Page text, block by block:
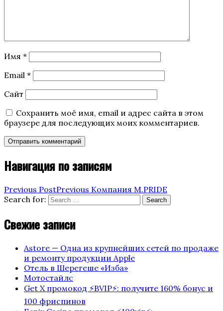
Имя *
Email *
Сайт
Сохранить моё имя, email и адрес сайта в этом
браузере для последующих моих комментариев.
Навигация по записям
Previous PostPrevious Компания M.PRIDE
Search for:
Search
Свежие записи
Astore — Одна из крупнейших cетей по продаже
и ремонту продукции Apple
Отель в Шерегеше «Изба»
Мотостайлс
Get X промокод ⚡️BVIP⚡️: получите 160% бонус и
100 фриспинов